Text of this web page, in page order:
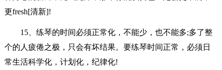
更fresh[清新]!
15、练琴的时间必须正常化，不能少，也不能多;多了整
个的人疲倦之极，只会有坏结果。要练琴时间正常，必须日
常生活科学化，计划化，纪律化!